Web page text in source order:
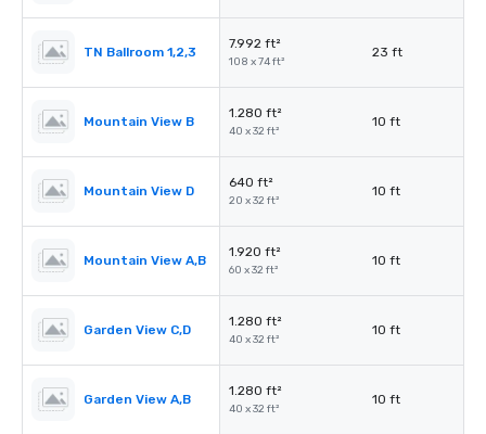
TN Ballroom 1,2,3
7.992 ft²
108 x 74 ft²
23 ft
Mountain View B
1.280 ft²
40 x 32 ft²
10 ft
Mountain View D
640 ft²
20 x 32 ft²
10 ft
Mountain View A,B
1.920 ft²
60 x 32 ft²
10 ft
Garden View C,D
1.280 ft²
40 x 32 ft²
10 ft
Garden View A,B
1.280 ft²
40 x 32 ft²
10 ft